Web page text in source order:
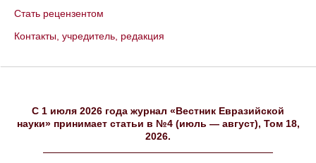
Стать рецензентом
Контакты, учредитель, редакция
C 1 июля 2026 года журнал «Вестник Евразийской
науки» принимает статьи в №4 (июль — август), Том 18,
2026.